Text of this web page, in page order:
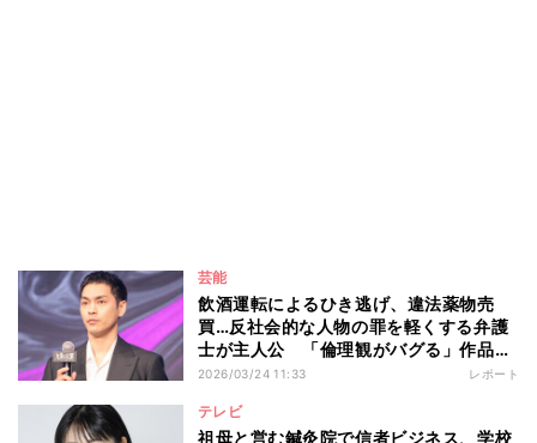
芸能
飲酒運転によるひき逃げ、違法薬物売
買…反社会的な人物の罪を軽くする弁護
士が主人公 「倫理観がバグる」作品で
柳楽優弥が感じたこととは Netflixシリ
2026/03/24 11:33 レポート
テレビ
祖母と営む鍼灸院で信者ビジネス、学校